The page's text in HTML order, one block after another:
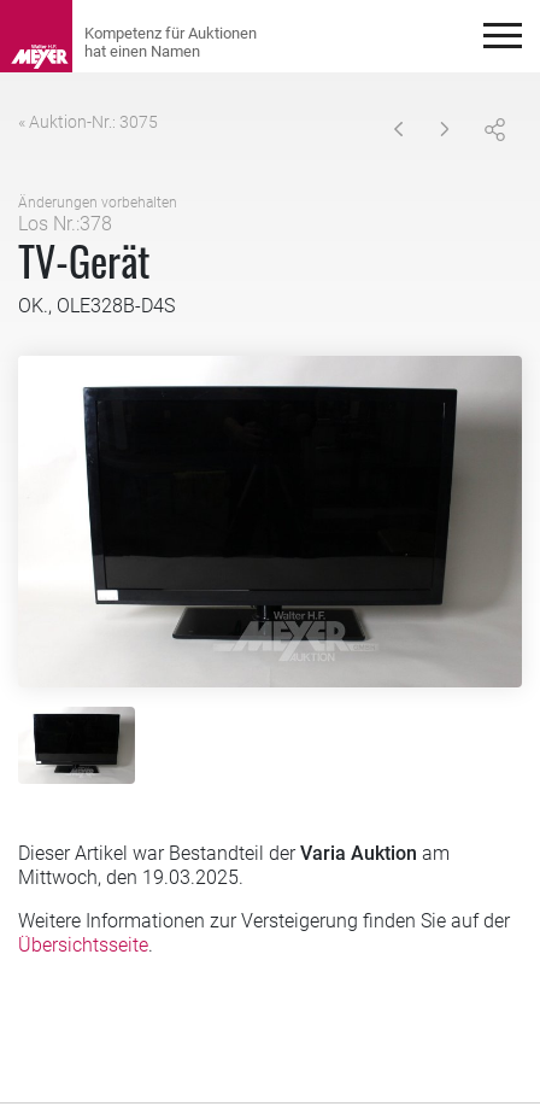
« Auktion-Nr.: 3075
Änderungen vorbehalten
Los Nr.:378
TV-Gerät
OK., OLE328B-D4S
Dieser Artikel war Bestandteil derVaria Auktion am
Mittwoch, den 19.03.2025.
Weitere Informationen zur Versteigerung finden Sie auf der
Übersichtsseite.